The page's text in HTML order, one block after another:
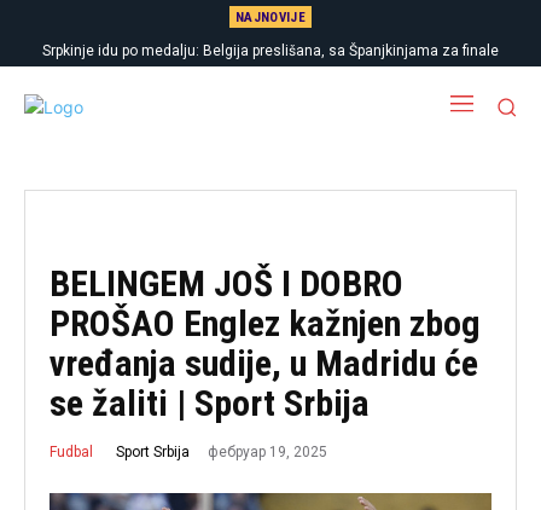
NAJNOVIJE
Srpkinje idu po medalju: Belgija preslišana, sa Španjkinjama za finale
Evropskog prvenstva
BELINGEM JOŠ I DOBRO
PROŠAO Englez kažnjen zbog
vređanja sudije, u Madridu će
se žaliti | Sport Srbija
Fudbal Sport Srbija фебруар 19, 2025